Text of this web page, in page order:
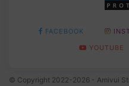
FACEBOOK
YOUTUBE
© Copyright 2022-2026 - Amivui